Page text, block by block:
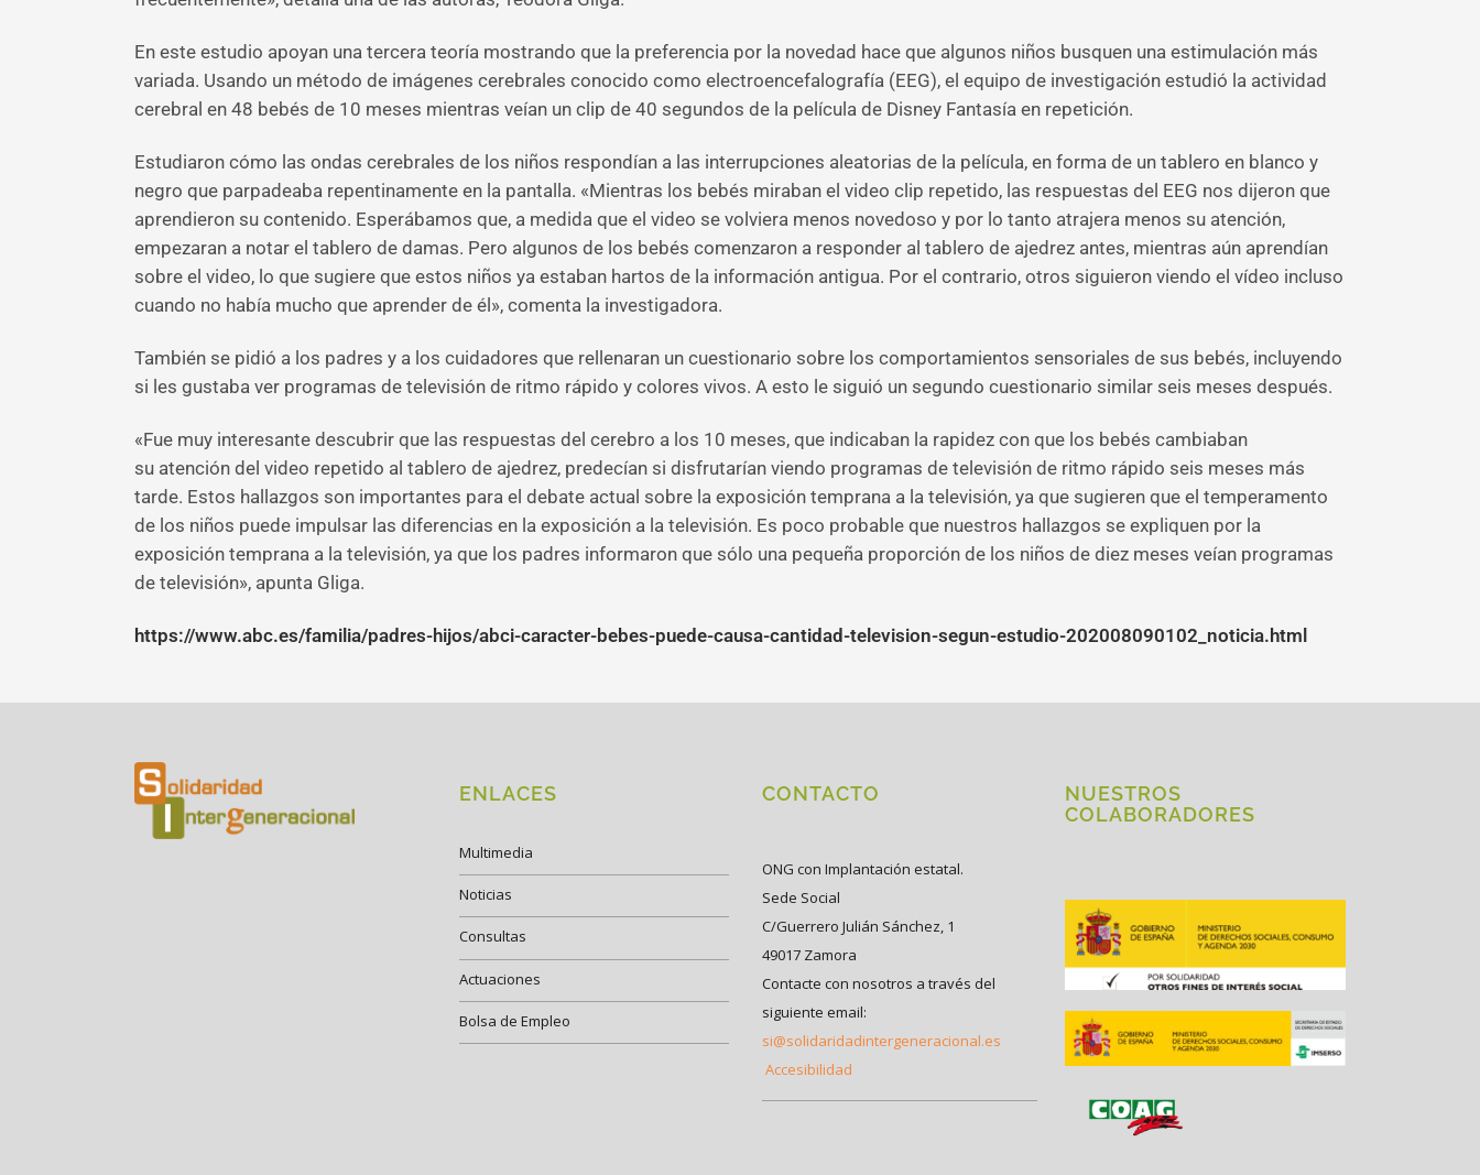
En este estudio apoyan una tercera teoría mostrando que la preferencia por la novedad hace que algunos niños busquen una estimulación más
variada. Usando un método de imágenes cerebrales conocido como electroencefalografía (EEG), el equipo de investigación estudió la actividad
cerebral en 48 bebés de 10 meses mientras veían un clip de 40 segundos de la película de Disney Fantasía en repetición.
Estudiaron cómo las ondas cerebrales de los niños respondían a las interrupciones aleatorias de la película, en forma de un tablero en blanco y
negro que parpadeaba repentinamente en la pantalla. «Mientras los bebés miraban el video clip repetido, las respuestas del EEG nos dijeron que
aprendieron su contenido. Esperábamos que, a medida que el video se volviera menos novedoso y por lo tanto atrajera menos su atención,
empezaran a notar el tablero de damas. Pero algunos de los bebés comenzaron a responder al tablero de ajedrez antes, mientras aún aprendían
sobre el video, lo que sugiere que estos niños ya estaban hartos de la información antigua. Por el contrario, otros siguieron viendo el vídeo incluso
cuando no había mucho que aprender de él», comenta la investigadora.
También se pidió a los padres y a los cuidadores que rellenaran un cuestionario sobre los comportamientos sensoriales de sus bebés, incluyendo
si les gustaba ver programas de televisión de ritmo rápido y colores vivos. A esto le siguió un segundo cuestionario similar seis meses después.
«Fue muy interesante descubrir que las respuestas del cerebro a los 10 meses, que indicaban la rapidez con que los bebés cambiaban
su atención del video repetido al tablero de ajedrez, predecían si disfrutarían viendo programas de televisión de ritmo rápido seis meses más
tarde. Estos hallazgos son importantes para el debate actual sobre la exposición temprana a la televisión, ya que sugieren que el temperamento
de los niños puede impulsar las diferencias en la exposición a la televisión. Es poco probable que nuestros hallazgos se expliquen por la
exposición temprana a la televisión, ya que los padres informaron que sólo una pequeña proporción de los niños de diez meses veían programas
de televisión», apunta Gliga.
https://www.abc.es/familia/padres-hijos/abci-caracter-bebes-puede-causa-cantidad-television-segun-estudio-202008090102_noticia.html
ENLACES
Multimedia
Noticias
Consultas
Actuaciones
Bolsa de Empleo
CONTACTO
ONG con Implantación estatal.
Sede Social
C/Guerrero Julián Sánchez, 1
49017 Zamora
Contacte con nosotros a través del
siguiente email:
si@solidaridadintergeneracional.es
Accesibilidad
NUESTROS
COLABORADORES